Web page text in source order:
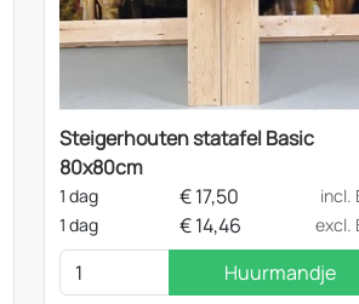
Steigerhouten statafel Basic
80x80cm
1 dag €17,50
incl.
1 dag
€14,46 excl.
Huurmandje